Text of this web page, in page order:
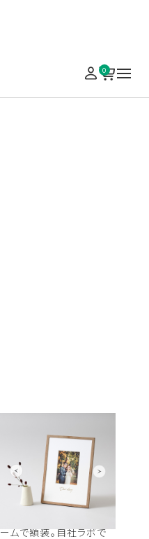
0
+precious（プ
ラスプレシャス）
frame #001
かけがえのない思い出を
ームで額装。自社ラボで